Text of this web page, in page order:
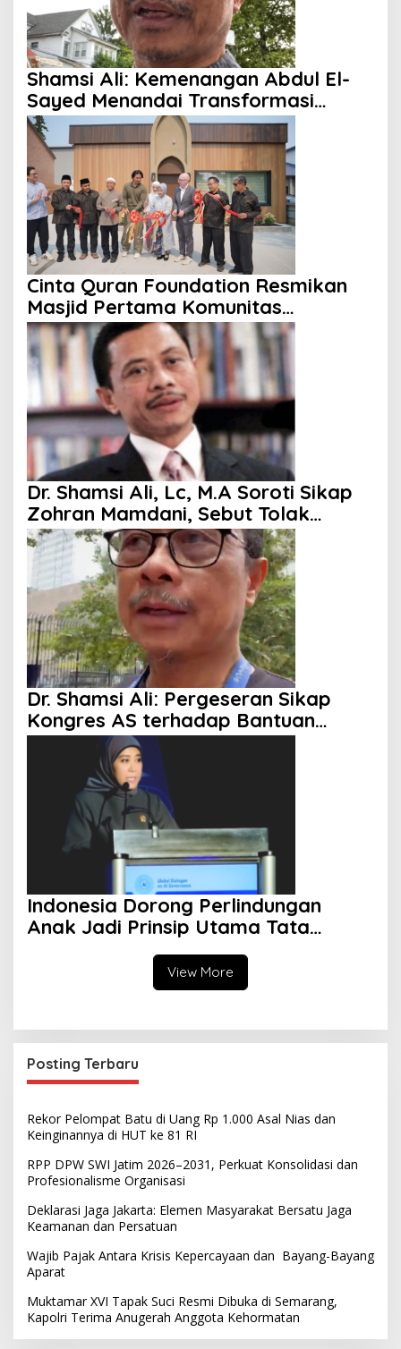
Shamsi Ali: Kemenangan Abdul El-
Sayed Menandai Transformasi
Politik Amerika
Cinta Quran Foundation Resmikan
Masjid Pertama Komunitas
Indonesia di Kanada
Dr. Shamsi Ali, Lc, M.A Soroti Sikap
Zohran Mamdani, Sebut Tolak
Kenaikan Gaji hingga Berani
Singgung Netanyahu
Dr. Shamsi Ali: Pergeseran Sikap
Kongres AS terhadap Bantuan
Militer ke Israel Mulai Terlihat
Indonesia Dorong Perlindungan
Anak Jadi Prinsip Utama Tata
Kelola AI Global
View More
Posting Terbaru
Rekor Pelompat Batu di Uang Rp 1.000 Asal Nias dan
Keinginannya di HUT ke 81 RI
RPP DPW SWI Jatim 2026–2031, Perkuat Konsolidasi dan
Profesionalisme Organisasi
Deklarasi Jaga Jakarta: Elemen Masyarakat Bersatu Jaga
Keamanan dan Persatuan
Wajib Pajak Antara Krisis Kepercayaan dan Bayang-Bayang
Aparat
Muktamar XVI Tapak Suci Resmi Dibuka di Semarang,
Kapolri Terima Anugerah Anggota Kehormatan